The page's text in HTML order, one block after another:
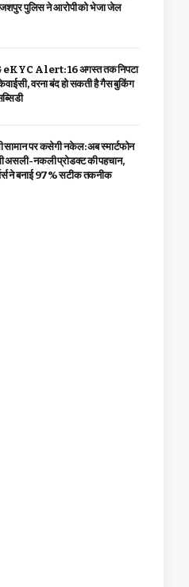
जशपुर पुलिस ने आरोपी को भेजा जेल
eKYC Alert: 16 अगस्त तक निपटा
वरना बंद हो सकती है गैस बुकिंग
सामान पर कसेगी नकेल: अब स्मार्टफोन
असली-नकली प्रोडक्ट की पहचान,
ने बनाई 97% सटीक तकनीक